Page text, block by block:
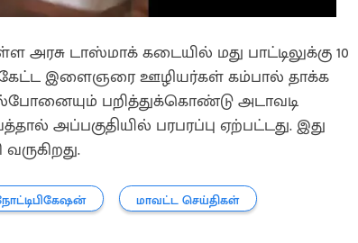
அரசு டாஸ்மாக் கடையில் மது பாட்டிலுக்கு 10
இளைஞரை ஊழியர்கள் கம்பால் தாக்க
பறித்துக்கொண்டு அடாவடி
அப்பகுதியில் பரபரப்பு ஏற்பட்டது. இது
மாவட்ட செய்திகள்